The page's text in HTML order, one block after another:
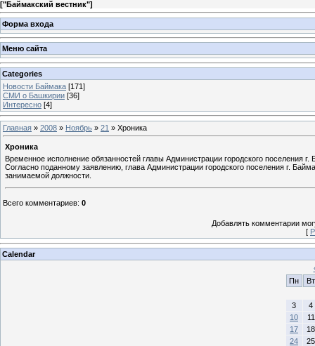
["Баймакский вестник"]
Форма входа
Меню сайта
Categories
Новости Баймака [171]
СМИ о Башкирии [36]
Интересно [4]
Главная » 2008 » Ноябрь » 21 » Хроника
Хроника
Временное исполнение обязанностей главы Администрации городского поселения
Согласно поданному заявлению, глава Администрации городского поселения г.
занимаемой должности.
Всего комментариев: 0
Добавлять комментарии
[
Calendar
Пн
Вт
3
4
10
11
17
18
24
25